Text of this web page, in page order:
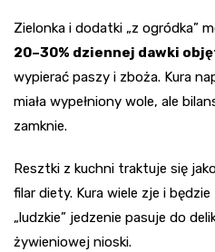
Zielonka i dodatki „z ogródka”
20–30% dziennej dawki
wypierać paszy i zboża. Kura
miała wypełniony wole, ale
zamknie.
Resztki z kuchni traktuje się
filar diety. Kura wiele zje i
„ludzkie” jedzenie pasuje do
żywieniowej nioski.